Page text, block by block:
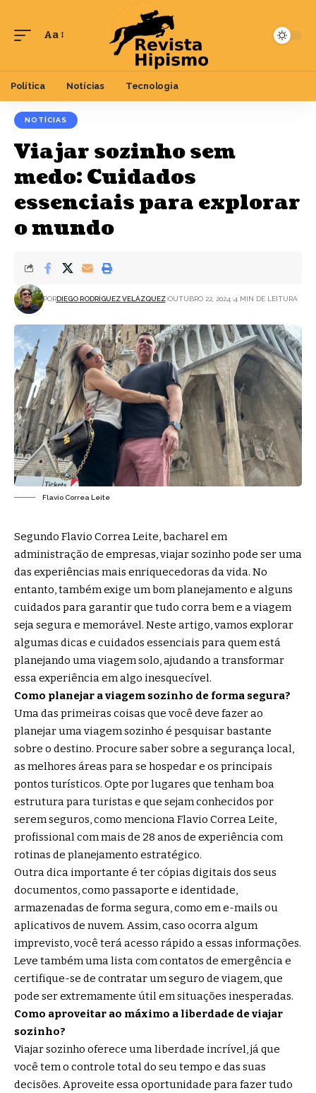
Aa
Política Notícias Tecnologia
NOTÍCIAS
Viajar sozinho sem
medo: Cuidados
essenciais para explorar
o mundo
PORDIEGO RODRÍGUEZ VELÁZQUEZ OUTUBRO 22, 2024 4 MIN DE LEITURA
Flavio Correa Leite
Segundo Flavio Correa Leite, bacharel em
administração de empresas, viajar sozinho pode ser uma
das experiências mais enriquecedoras da vida. No
entanto, também exige um bom planejamento e alguns
cuidados para garantir que tudo corra bem e a viagem
seja segura e memorável. Neste artigo, vamos explorar
algumas dicas e cuidados essenciais para quem está
planejando uma viagem solo, ajudando a transformar
essa experiência em algo inesquecível.
Como planejar a viagem sozinho de forma segura?
Uma das primeiras coisas que você deve fazer ao
planejar uma viagem sozinho é pesquisar bastante
sobre o destino. Procure saber sobre a segurança local,
as melhores áreas para se hospedar e os principais
pontos turísticos. Opte por lugares que tenham boa
estrutura para turistas e que sejam conhecidos por
serem seguros, como menciona Flavio Correa Leite,
profissional com mais de 28 anos de experiência com
rotinas de planejamento estratégico.
Outra dica importante é ter cópias digitais dos seus
documentos, como passaporte e identidade,
armazenadas de forma segura, como em e-mails ou
aplicativos de nuvem. Assim, caso ocorra algum
imprevisto, você terá acesso rápido a essas informações.
Leve também uma lista com contatos de emergência e
certifique-se de contratar um seguro de viagem, que
pode ser extremamente útil em situações inesperadas.
Como aproveitar ao máximo a liberdade de viajar
sozinho?
Viajar sozinho oferece uma liberdade incrível, já que
você tem o controle total do seu tempo e das suas
decisões. Aproveite essa oportunidade para fazer tudo